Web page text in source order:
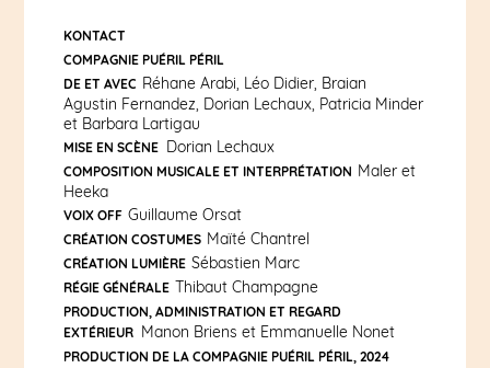
KONTACT
COMPAGNIE PUÉRIL PÉRIL
DE ET AVEC Réhane Arabi, Léo Didier, Braian
Agustin Fernandez, Dorian Lechaux, Patricia Minder
et Barbara Lartigau
MISE EN SCÈNE Dorian Lechaux
COMPOSITION MUSICALE ET INTERPRÉTATION Maler et
Heeka
VOIX OFF Guillaume Orsat
CRÉATION COSTUMES Maïté Chantrel
CRÉATION LUMIÈRE Sébastien Marc
RÉGIE GÉNÉRALE Thibaut Champagne
PRODUCTION, ADMINISTRATION ET REGARD
EXTÉRIEUR Manon Briens et Emmanuelle Nonet
PRODUCTION DE LA COMPAGNIE PUÉRIL PÉRIL, 2024